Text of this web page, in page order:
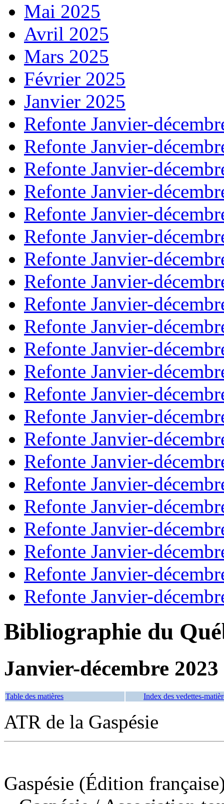
Mai 2025
Avril 2025
Mars 2025
Février 2025
Janvier 2025
Refonte Janvier-
Refonte Janvier-
Refonte Janvier-
Refonte Janvier-
Refonte Janvier-
Refonte Janvier-
Refonte Janvier-
Refonte Janvier-
Refonte Janvier-
Refonte Janvier-
Refonte Janvier-
Refonte Janvier-
Refonte Janvier-
Refonte Janvier-
Refonte Janvier-
Refonte Janvier-
Refonte Janvier-
Refonte Janvier-
Refonte Janvier-
Refonte Janvier-
Refonte Janvier-
Refonte Janvier-
Bibliographie du
Janvier-décembre 2023
Table des matières Index des vedettes-
ATR de la Gaspésie
Gaspésie (Édition